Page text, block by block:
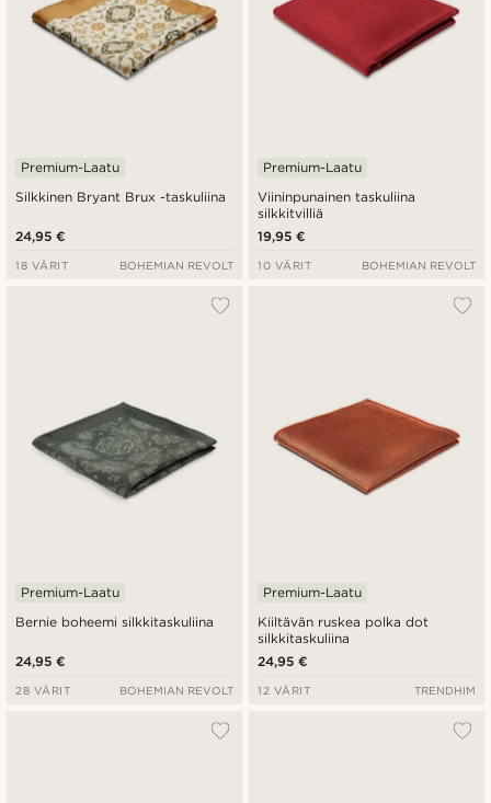
Silkkinen Bryant Brux -taskuliina
Premium-Laatu
24,95 €
18 VÄRIT BOHEMIAN REVOLT
Viininpunainen taskuliina
silkkitvilliä
Premium-Laatu
19,95 €
10 VÄRIT BOHEMIAN REVOLT
Bernie boheemi silkkitaskuliina
Premium-Laatu
24,95 €
28 VÄRIT BOHEMIAN REVOLT
Kiiltävän ruskea polka dot
silkkitaskuliina
Premium-Laatu
24,95 €
12 VÄRIT TRENDHIM